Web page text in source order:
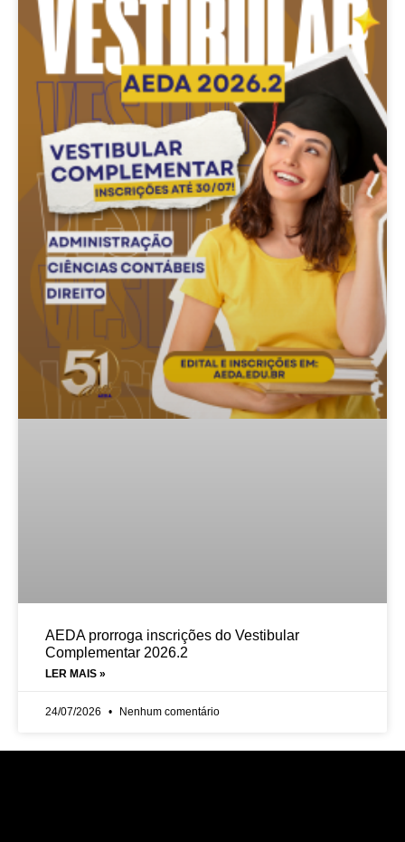
AEDA prorroga inscrições do Vestibular
Complementar 2026.2
LER MAIS »
24/07/2026 Nenhum comentário